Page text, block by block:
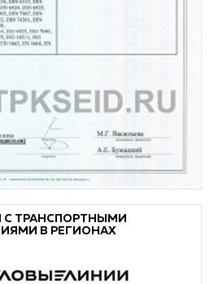
С ТРАНСПОРТНЫМИ
В РЕГИОНАХ